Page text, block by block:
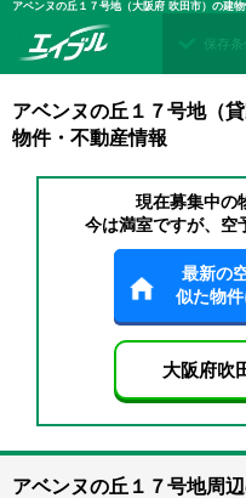
アベンヌの丘１７号地（大阪府 吹田市）の建
保存条
アベンヌの丘１７号地（
物件・不動産情報
現在募集中の
今は満室ですが、空
最新の
似た物
大阪府吹
アベンヌの丘１７号地周